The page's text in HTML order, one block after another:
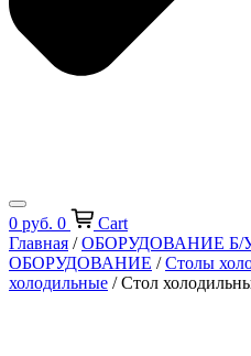
0 руб. 0
Cart
Главная /ОБОРУДОВАНИЕ Б/
ОБОРУДОВАНИЕ /Столы
холодильные / Стол